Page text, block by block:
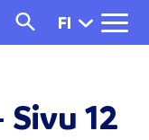
FI
12